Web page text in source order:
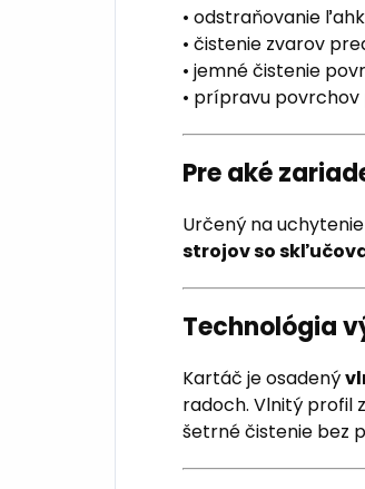
• odstraňovanie
• čistenie zvarov
• jemné čistenie
• prípravu
Pre aké
Určený na
strojov so
Technológia
Kartáč je osadený
radoch. Vlnitý profil
šetrné čistenie bez